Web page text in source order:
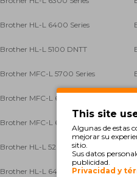
Brother HL-L 6400 Series
Brother HL-L 5100 DNTT
Brother MFC-L 5700 Series
Brother MFC-L 6800 DWT
Brother MFC-L 6900 DWT
Brother HL-L 5200 DWLT
Brother HL-L 6450 DW
This site
Algunas de estas
mejorar su
sitio.
Sus datos
publicidad.
Privacidad y